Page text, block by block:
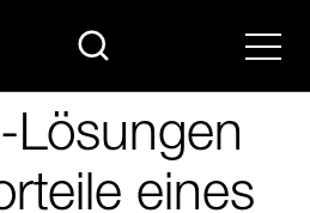
search Menu
eines